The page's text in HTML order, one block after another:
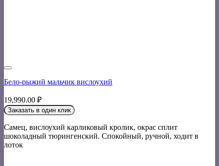
Бело-рыжий мальчик вислоухий
19,990.00 ₽
Заказать в один клик
Самец, вислоухий карликовый кролик, окрас сплит
шоколадный тюрингенский. Спокойный, ручной, ходит в
лоток